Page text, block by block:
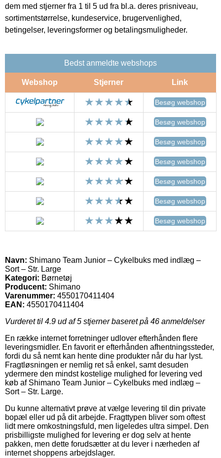
dem med stjerner fra 1 til 5 ud fra bl.a. deres prisniveau,
sortimentstørrelse, kundeservice, brugervenlighed,
betingelser, leveringsformer og betalingsmuligheder.
Bedst anmeldte webshops
Webshop Stjerner Link
Besøg webshop
Besøg webshop
Besøg webshop
Besøg webshop
Besøg webshop
Besøg webshop
Besøg webshop
Navn: Shimano Team Junior – Cykelbuks med indlæg –
Sort – Str. Large
Kategori: Børnetøj
Producent: Shimano
Varenummer: 4550170411404
EAN: 4550170411404
Vurderet til 4.9 ud af 5 stjerner baseret på 46 anmeldelser
En række internet forretninger udlover efterhånden flere
leveringsmidler. En favorit er efterhånden afhentningssteder,
fordi du så nemt kan hente dine produkter når du har lyst.
Fragtløsningen er nemlig ret så enkel, samt desuden
ydermere den mindst kostelige mulighed for levering ved
køb af Shimano Team Junior – Cykelbuks med indlæg –
Sort – Str. Large.
Du kunne alternativt prøve at vælge levering til din private
bopæl eller ud på dit arbejde. Fragttypen bliver som oftest
lidt mere omkostningsfuld, men ligeledes ultra simpel. Den
prisbilligste mulighed for levering er dog selv at hente
pakken, men dette forudsætter at du lever i nærheden af
internet shoppens arbejdslager.